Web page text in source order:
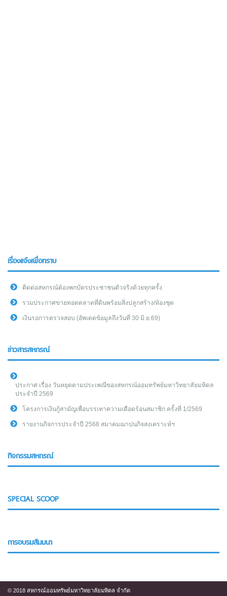
เรื่องแจ้งเพื่อทราบ
ติดต่อสหกรณ์ต้องพกบัตรประชาชนตัวจริงด้วยทุกครั้ง
รวมประกาศขายทอดตลาดที่ดินพร้อมสิ่งปลูกสร้าง/ห้องชุด
เงินรอการตรวจสอบ (อัพเดดข้อมูลถึงวันที่ 30 มิ.ย.69)
ข่าวสารสหกรณ์
ประกาศ เรื่อง วันหยุดตามประเพณีของสหกรณ์ออมทรัพย์มหาวิทยาลัยมหิดล
ประจำปี 2569
โครงการเงินกู้สามัญเพื่อบรรเทาความเดือดร้อนสมาชิก ครั้งที่ 1/2569
รายงานกิจการประจำปี 2568 สมาคมฌาปนกิจสงเคราะห์ฯ
กิจกรรมสหกรณ์
SPECIAL SCOOP
การอบรมสัมมนา
© 2018 สหกรณ์ออมทรัพย์มหาวิทยาลัยมหิดล จำกัด